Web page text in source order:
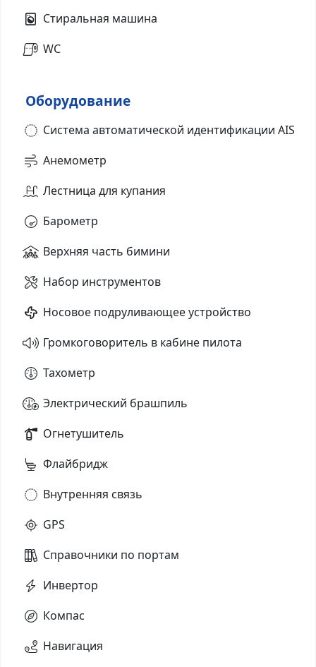
Стиральная машина
WC
Оборудование
Система автоматической идентификации AIS
Анемометр
Лестница для купания
Барометр
Верхняя часть бимини
Набор инструментов
Носовое подруливающее устройство
Громкоговоритель в кабине пилота
Тахометр
Электрический брашпиль
Огнетушитель
Флайбридж
Внутренняя связь
GPS
Справочники по портам
Инвертор
Компас
Навигация